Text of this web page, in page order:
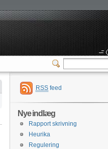
RSS feed
Nye indlæg
Rapport skrivning
Heurika
Regulering